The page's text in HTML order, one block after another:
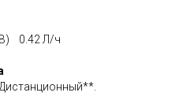
0.42 Л/ч